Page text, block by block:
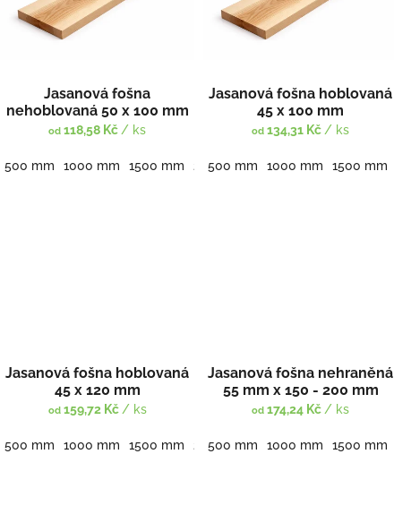
Jasanová fošna
nehoblovaná 50 x 100 mm
od 118,58 Kč / ks
500 mm 1000 mm 1500 mm 2000 mm 2500 mm 3000 mm
Jasanová fošna hoblovaná
45 x 100 mm
od 134,31 Kč / ks
500 mm 1000 mm 1500 mm
Jasanová fošna hoblovaná
45 x 120 mm
od159,72 Kč / ks
500 mm 1000 mm 1500 mm 2000 mm 2500 mm 3000 mm
Jasanová fošna nehraněná
55 mm x 150 - 200 mm
od 174,24 Kč / ks
500 mm 1000 mm 1500 mm